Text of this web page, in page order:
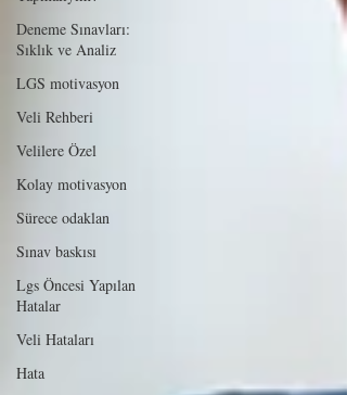
Deneme Sınavları:
Sıklık ve Analiz
LGS motivasyon
Veli Rehberi
Velilere Özel
Kolay motivasyon
Sürece odaklan
Sınav baskısı
Lgs Öncesi Yapılan
Hatalar
Veli Hataları
Hata